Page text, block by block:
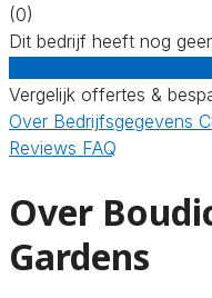
(0)
Dit bedrijf heeft nog
Vergelijk offertes &
Over Bedrijfsgegevens
Reviews FAQ
Over
Gardens